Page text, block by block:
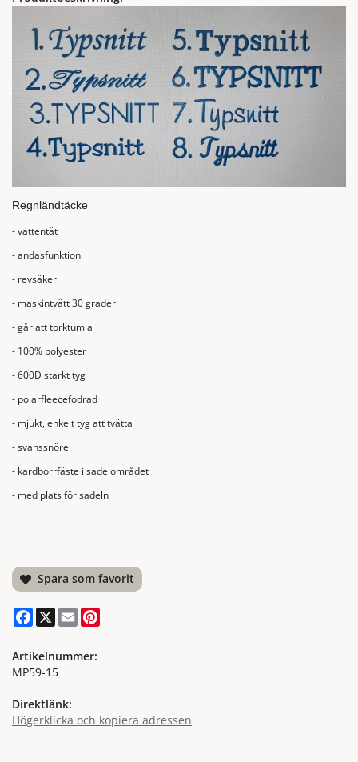
Regnländtäcke
- vattentät
- andasfunktion
- revsäker
- maskintvätt 30 grader
- går att torktumla
- 100% polyester
- 600D starkt tyg
- polarfleecefodrad
- mjukt, enkelt tyg att tvätta
- svanssnöre
- kardborrfäste i sadelområdet
- med plats för sadeln
Spara som favorit
Facebook
X Email
Artikelnummer:
MP59-15
Direktlänk:
Högerklicka och kopiera adressen